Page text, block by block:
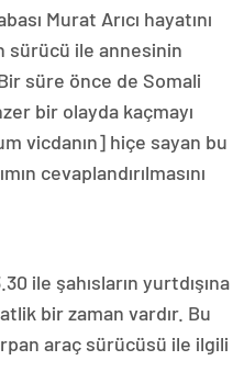
Murat Arıcı hayatını
sürücü ile annesinin
Bir süre önce de Somali
bir olayda kaçmayı
vicdanın] hiçe sayan bu
cevaplandırılmasını
ile şahısların yurtdışına
bir zaman vardır. Bu
araç sürücüsü ile ilgili